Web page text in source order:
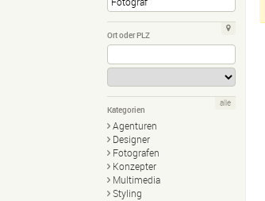
Ort oder PLZ
Kategorien
Agenturen
Designer
Fotografen
Konzepter
Multimedia
Styling
alle